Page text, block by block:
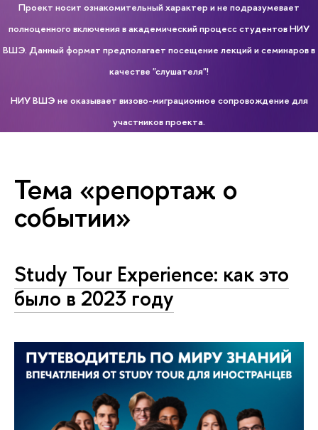
Проект носит ознакомительный характер и не подразумевает
полноценного включения в академический процесс студентов НИУ
ВШЭ. Данный формат предполагает посещение лекций и семинаров в
качестве "слушателя"!
НИУ ВШЭ не оказывает визово-миграционное сопровождение для
участников проекта.
Тема «репортаж о
событии»
Study Tour Experience: как это
было в 2023 году